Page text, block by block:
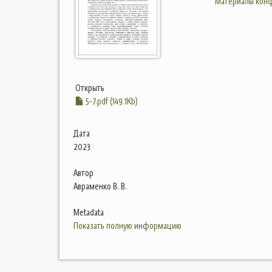
Открыть
5-7.pdf (149.1Kb)
Дата
2023
Автор
Авраменко В. В.
Metadata
Показать полную информацию